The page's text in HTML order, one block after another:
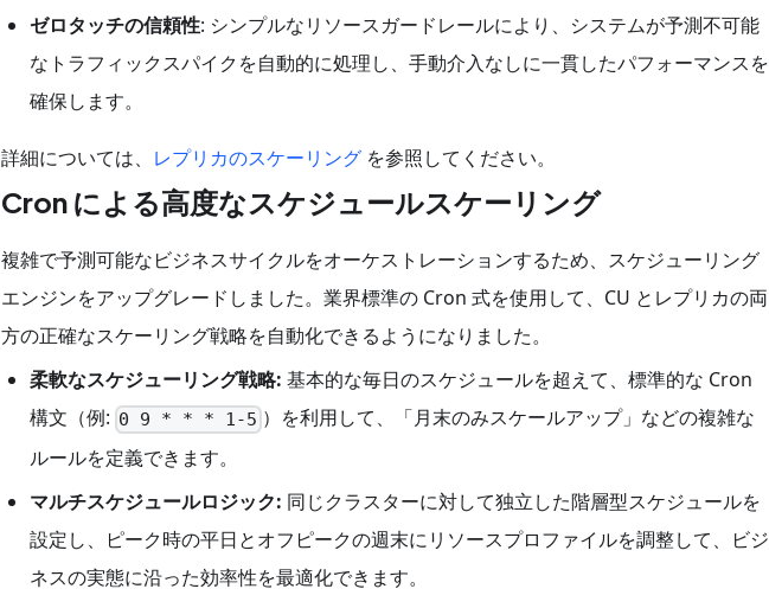
ゼロタッチの信頼性: シンプルなリソースガードレールにより、システムが予測不可能
なトラフィックスパイクを自動的に処理し、手動介入なしに一貫したパフォーマンスを
確保します。
詳細については、 レプリカのスケーリング を参照してください。
Cron による高度なスケジュールスケーリング
複雑で予測可能なビジネスサイクルをオーケストレーションするため、スケジューリング
エンジンをアップグレードしました。業界標準の Cron 式を使用して、CU とレプリカの両
方の正確なスケーリング戦略を自動化できるようになりました。
柔軟なスケジューリング戦略: 基本的な毎日のスケジュールを超えて、標準的な Cron
構文（例: 0 9 * * * 1-5 ）を利用して、「月末のみスケールアップ」などの複雑な
ルールを定義できます。
マルチスケジュールロジック: 同じクラスターに対して独立した階層型スケジュールを
設定し、ピーク時の平日とオフピークの週末にリソースプロファイルを調整して、ビジ
ネスの実態に沿った効率性を最適化できます。